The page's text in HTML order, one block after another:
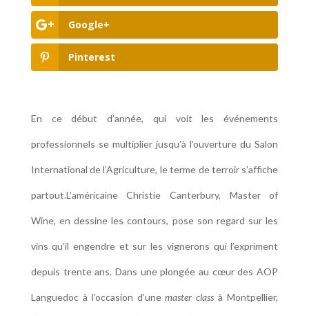
Google+
Pinterest
En ce début d’année, qui voit les événements
professionnels se multiplier jusqu’à l’ouverture du Salon
International de l’Agriculture, le terme de terroir s’affiche
partout.L’américaine Christie Canterbury, Master of
Wine, en dessine les contours, pose son regard sur les
vins qu’il engendre et sur les vignerons qui l’expriment
depuis trente ans. Dans une plongée au cœur des AOP
Languedoc à l’occasion d’unemaster class à Montpellier,